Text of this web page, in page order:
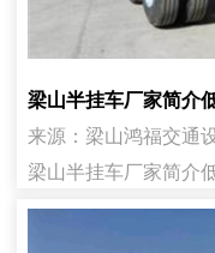
梁山半挂车厂家简介
来源：梁山鸿福交通
梁山半挂车厂家简介